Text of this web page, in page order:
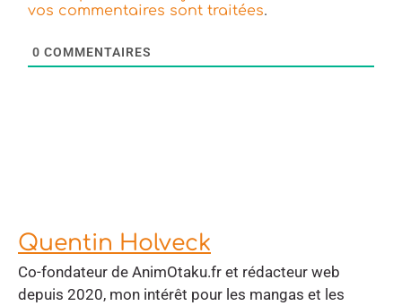
vos commentaires sont traitées.
0 COMMENTAIRES
Quentin Holveck
Co-fondateur de AnimOtaku.fr et rédacteur web
depuis 2020, mon intérêt pour les mangas et les